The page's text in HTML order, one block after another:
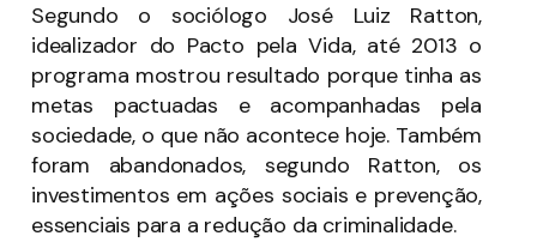
Segundo o sociólogo José Luiz Ratton,
idealizador do Pacto pela Vida, até 2013 o
programa mostrou resultado porque tinha as
metas pactuadas e acompanhadas pela
sociedade, o que não acontece hoje. Também
foram abandonados, segundo Ratton, os
investimentos em ações sociais e prevenção,
essenciais para a redução da criminalidade.